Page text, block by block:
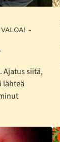
-
Ajatus siitä,
lähteä